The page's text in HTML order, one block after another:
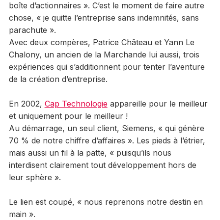
boîte d’actionnaires ». C’est le moment de faire autre
chose, « je quitte l’entreprise sans indemnités, sans
parachute ».
Avec deux compères, Patrice Château et Yann Le
Chalony, un ancien de la Marchande lui aussi, trois
expériences qui s’additionnent pour tenter l’aventure
de la création d’entreprise.
En 2002, Cap Technologieappareille pour le meilleur
et uniquement pour le meilleur !
Au démarrage, un seul client, Siemens, « qui génère
70 % de notre chiffre d’affaires ». Les pieds à l’étrier,
mais aussi un fil à la patte, « puisqu’ils nous
interdisent clairement tout développement hors de
leur sphère ».
Le lien est coupé, « nous reprenons notre destin en
main ».